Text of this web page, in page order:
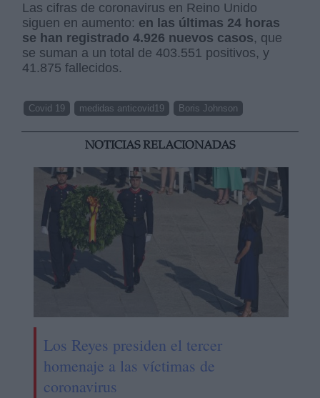
Las cifras de coronavirus en Reino Unido
siguen en aumento: en las últimas 24 horas
se han registrado 4.926 nuevos casos, que
se suman a un total de 403.551 positivos, y
41.875 fallecidos.
Covid 19 medidas anticovid19 Boris Johnson
NOTICIAS RELACIONADAS
Los Reyes presiden el tercer
homenaje a las víctimas de
coronavirus